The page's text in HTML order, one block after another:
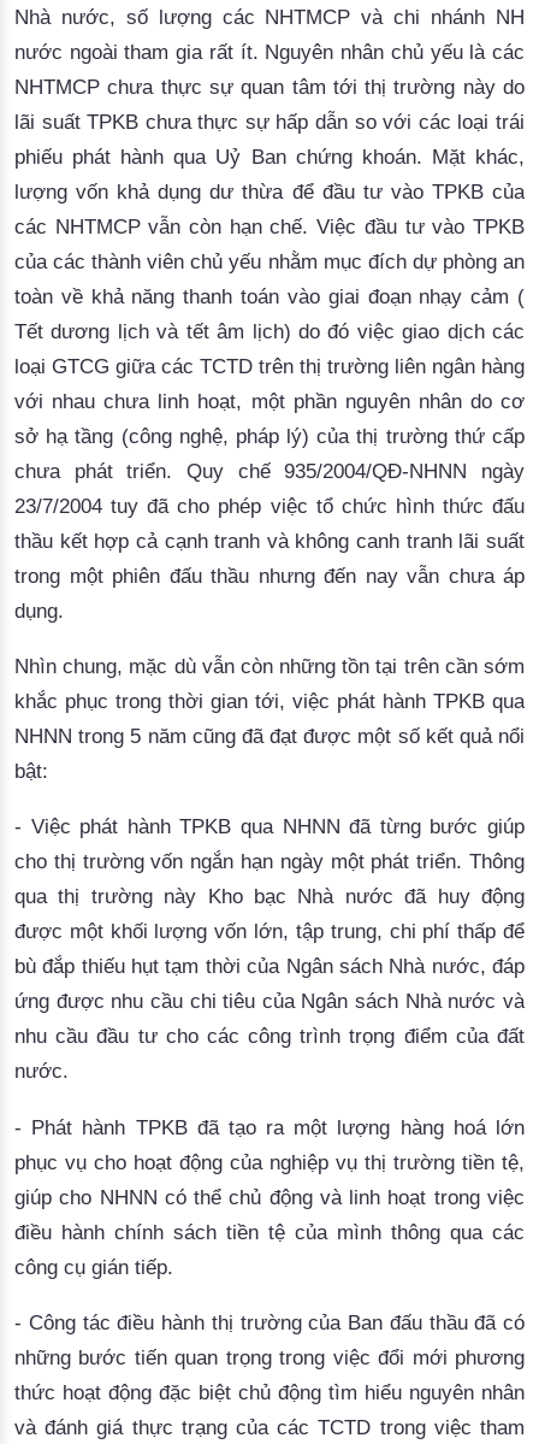
Nhà nước, số lượng các NHTMCP và chi nhánh NH
nước ngoài tham gia rất ít. Nguyên nhân chủ yếu là các
NHTMCP chưa thực sự quan tâm tới thị trường này do
lãi suất TPKB chưa thực sự hấp dẫn so với các loại trái
phiếu phát hành qua Uỷ Ban chứng khoán. Mặt khác,
lượng vốn khả dụng dư thừa để đầu tư vào TPKB của
các NHTMCP vẫn còn hạn chế. Việc đầu tư vào TPKB
của các thành viên chủ yếu nhằm mục đích dự phòng an
toàn về khả năng thanh toán vào giai đoạn nhạy cảm (
Tết dương lịch và tết âm lịch) do đó việc giao dịch các
loại GTCG giữa các TCTD trên thị trường liên ngân hàng
với nhau chưa linh hoạt, một phần nguyên nhân do cơ
sở hạ tầng (công nghệ, pháp lý) của thị trường thứ cấp
chưa phát triển. Quy chế 935/2004/QĐ-NHNN ngày
23/7/2004 tuy đã cho phép việc tổ chức hình thức đấu
thầu kết hợp cả cạnh tranh và không canh tranh lãi suất
trong một phiên đấu thầu nhưng đến nay vẫn chưa áp
dụng.
Nhìn chung, mặc dù vẫn còn những tồn tại trên cần sớm
khắc phục trong thời gian tới, việc phát hành TPKB qua
NHNN trong 5 năm cũng đã đạt được một số kết quả nổi
bật:
- Việc phát hành TPKB qua NHNN đã từng bước giúp
cho thị trường vốn ngắn hạn ngày một phát triển. Thông
qua thị trường này Kho bạc Nhà nước đã huy động
được một khối lượng vốn lớn, tập trung, chi phí thấp để
bù đắp thiếu hụt tạm thời của Ngân sách Nhà nước, đáp
ứng được nhu cầu chi tiêu của Ngân sách Nhà nước và
nhu cầu đầu tư cho các công trình trọng điểm của đất
nước.
- Phát hành TPKB đã tạo ra một lượng hàng hoá lớn
phục vụ cho hoạt động của nghiệp vụ thị trường tiền tệ,
giúp cho NHNN có thể chủ động và linh hoạt trong việc
điều hành chính sách tiền tệ của mình thông qua các
công cụ gián tiếp.
- Công tác điều hành thị trường của Ban đấu thầu đã có
những bước tiến quan trọng trong việc đổi mới phương
thức hoạt động đặc biệt chủ động tìm hiểu nguyên nhân
và đánh giá thực trạng của các TCTD trong việc tham